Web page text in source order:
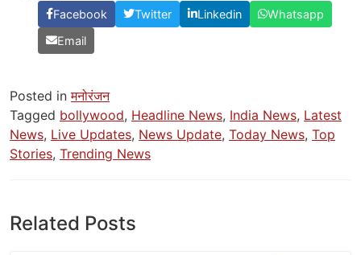
Facebook Twitter Linkedin
Whatsapp
Email
Posted inमनोरंजन
Tagged bollywood, Headline News, India News, Latest
News, Live Updates, News Update, Today News, Top
Stories, Trending News
Related Posts